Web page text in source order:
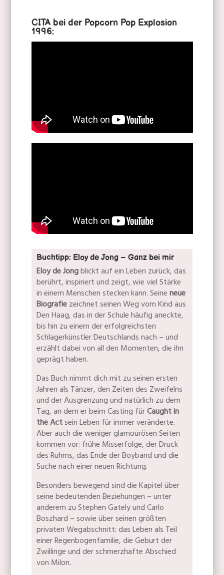
CITA bei der Popcorn Pop Explosion
1996:
Buchtipp: Eloy de Jong – Ganz bei mir
Eloy de Jongblickt auf ein Leben zurück, das
berührt, inspiriert und zeigt, wie viel Stärke
in einem Menschen stecken kann. Seineneue
Biografiezeichnet seinen Weg vom Kind aus
Den Haag, das in der Schule häufig aneckte,
bis hin zu einem der erfolgreichsten
Schlagerkünstler Deutschlands nach – und
erzählt dabei von all den Momenten, die ihn
geprägt haben.
Das Buch nimmt dich mit zu seinen ersten
Jahren als Tänzer, den Zeiten des Zweifelns
und der Ausgrenzung und natürlich zu dem
Tag, an dem er beim Casting fürCaught in
the Actsein Leben für immer veränderte.
Aber auch die weniger glamourösen Seiten
kommen vor: frühe Misserfolge, der Druck
des Ruhms, das Ende der Boyband und die
Suche nach einer neuen Richtung.
Besonders bewegend sind die Kapitel über
seine bedeutenden Beziehungen – unter
anderem zu Stephen Gately und Carlo
Boszhard – sowie über seinen größten
privaten Wegabschnitt: das Leben als Teil
einer Regenbogenfamilie, die Geburt der
Zwillinge und der schmerzhafte Abschied
von Milon.